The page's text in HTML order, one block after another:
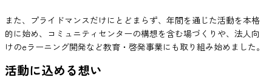
また、プライドマンスだけにとどまらず、年間を通じた活動を本格
的に始め、コミュニティセンターの構想を含む場づくりや、法人向
けのeラーニング開発など教育・啓発事業にも取り組み始めました。
活動に込める想い